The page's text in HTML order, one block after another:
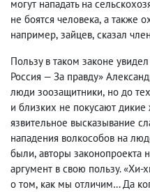
могут нападать на
не боятся человека, а также
например, зайцев, сказал
Пользу в таком законе
Россия — За правду»
люди зоозащитники, но до
и близких не покусают
язвительное высказывание
нападения волкособов на
были, авторы законопроекта
аргумент в свою пользу. «Хи-
о том, как мы отличим… Да